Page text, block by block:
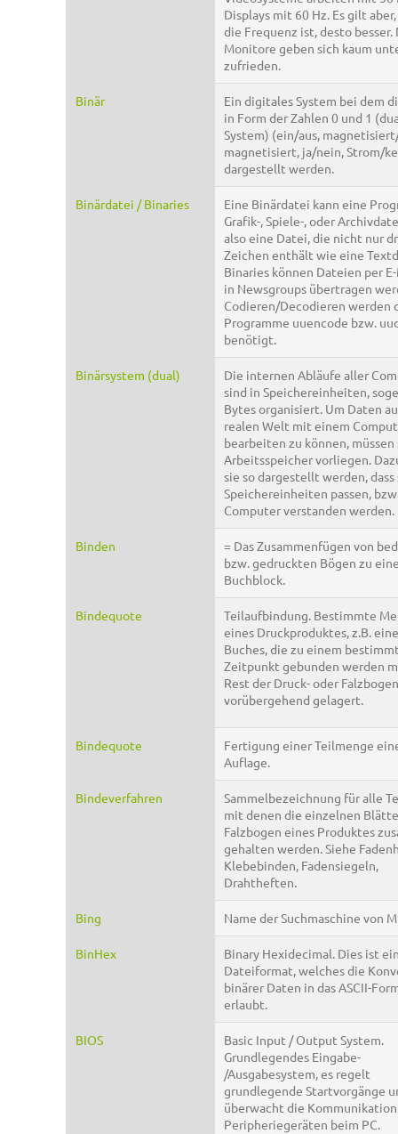
Displays mit 60 Hz. Es gilt
die Frequenz ist, desto besser.
Monitore geben sich kaum
zufrieden.
Binär
Ein digitales System bei dem
in Form der Zahlen 0 und 1
System) (ein/aus,
magnetisiert, ja/nein, Strom/
dargestellt werden.
Binärdatei / Binaries
Eine Binärdatei kann eine
Grafik-, Spiele-, oder
also eine Datei, die nicht nur
Zeichen enthält wie eine
Binaries können Dateien per
in Newsgroups übertragen
Codieren/Decodieren werden
Programme uuencode bzw.
benötigt.
Binärsystem (dual)
Die internen Abläufe aller
sind in Speichereinheiten,
Bytes organisiert. Um Daten
realen Welt mit einem
bearbeiten zu können, müssen
Arbeitsspeicher vorliegen.
sie so dargestellt werden,
Speichereinheiten passen,
Computer verstanden werden.
Binden
= Das Zusammenfügen von
bzw. gedruckten Bögen zu
Buchblock.
Bindequote
Teilaufbindung. Bestimmte
eines Druckproduktes, z.B.
Buches, die zu einem
Zeitpunkt gebunden werden
Rest der Druck- oder
vorübergehend gelagert.
Bindequote
Fertigung einer Teilmenge
Auflage.
Bindeverfahren
Sammelbezeichnung für alle
mit denen die einzelnen
Falzbogen eines Produktes
gehalten werden. Siehe
Klebebinden, Fadensiegeln,
Drahtheften.
Bing Name der Suchmaschine von
BinHex
Binary Hexidecimal. Dies ist
Dateiformat, welches die
binärer Daten in das ASCII-
erlaubt.
BIOS
Basic Input / Output System.
Grundlegendes Eingabe-
/Ausgabesystem, es regelt
grundlegende Startvorgänge
überwacht die
Peripheriegeräten beim PC.